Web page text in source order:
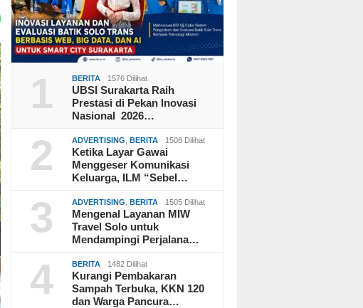
1 BERITA 1576 Dilihat
UBSI Surakarta Raih
Prestasi di Pekan Inovasi
Nasional 2026…
2 ADVERTISING ,BERITA 1508 Dilihat
Ketika Layar Gawai
Menggeser Komunikasi
Keluarga, ILM “Sebel…
3 ADVERTISING ,BERITA 1505 Dilihat
Mengenal Layanan MIW
Travel Solo untuk
Mendampingi Perjalana…
4 BERITA 1482 Dilihat
Kurangi Pembakaran
Sampah Terbuka, KKN 120
dan Warga Pancura…